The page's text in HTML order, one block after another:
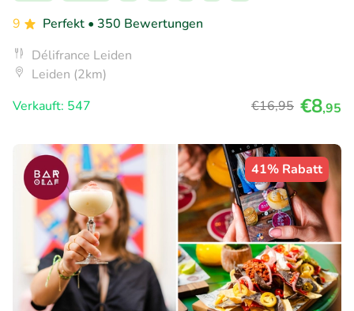
9
Perfekt • 350 Bewertungen
Délifrance Leiden
Leiden (2km)
Verkauft: 547
€16,95 €8,95
41% Rabatt